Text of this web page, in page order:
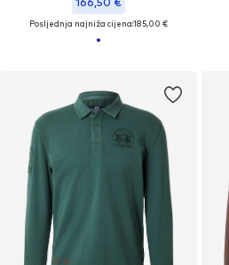
Posljednja najniža cijena:185,00 €